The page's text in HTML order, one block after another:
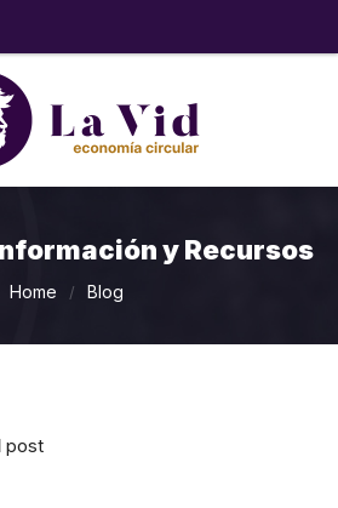
y Recursos
Home / Blog
post